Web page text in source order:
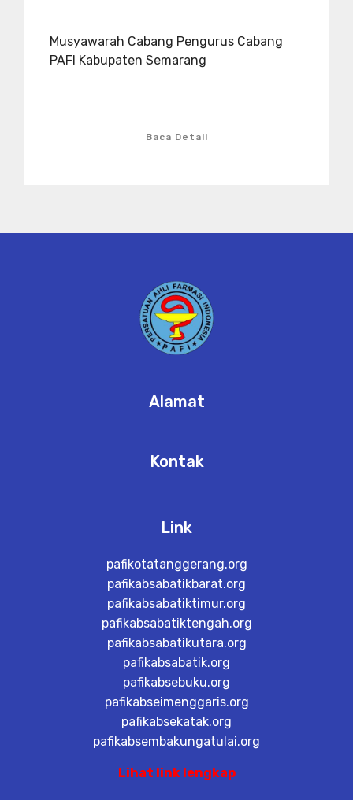
Musyawarah Cabang Pengurus Cabang
PAFI Kabupaten Semarang
Baca Detail
Alamat
Kontak
Link
pafikotatanggerang.org
pafikabsabatikbarat.org
pafikabsabatiktimur.org
pafikabsabatiktengah.org
pafikabsabatikutara.org
pafikabsabatik.org
pafikabsebuku.org
pafikabseimenggaris.org
pafikabsekatak.org
pafikabsembakungatulai.org
Lihat link lengkap